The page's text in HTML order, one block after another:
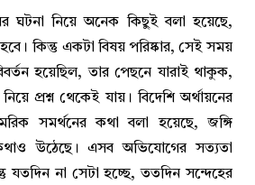
ঘটনা নিয়ে অনেক কিছুই বলা হয়েছে,
কিন্তু একটা বিষয় পরিষ্কার, সেই সময়
হয়েছিল, তার পেছনে যারাই থাকুক,
প্রশ্ন থেকেই যায়। বিদেশি অর্থায়নের
সমর্থনের কথা বলা হয়েছে, জঙ্গি
উঠেছে। এসব অভিযোগের সত্যতা
যতদিন না সেটা হচ্ছে, ততদিন সন্দেহের